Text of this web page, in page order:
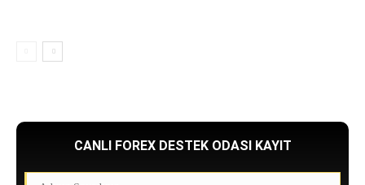
CANLI FOREX DESTEK ODASI KAYIT